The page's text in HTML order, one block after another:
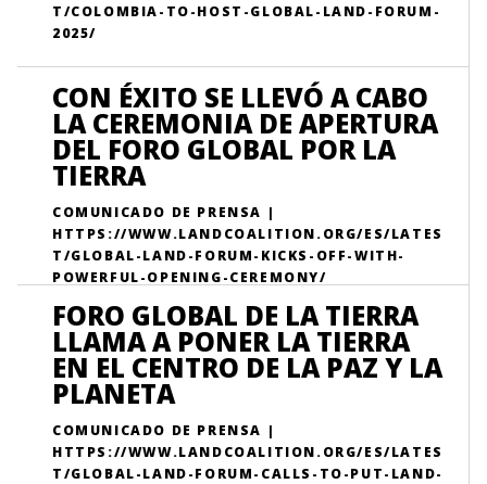
T/COLOMBIA-TO-HOST-GLOBAL-LAND-FORUM-
2025/
CON ÉXITO SE LLEVÓ A CABO
LA CEREMONIA DE APERTURA
DEL FORO GLOBAL POR LA
TIERRA
COMUNICADO DE PRENSA |
HTTPS://WWW.LANDCOALITION.ORG/ES/LATES
T/GLOBAL-LAND-FORUM-KICKS-OFF-WITH-
POWERFUL-OPENING-CEREMONY/
FORO GLOBAL DE LA TIERRA
LLAMA A PONER LA TIERRA
EN EL CENTRO DE LA PAZ Y LA
PLANETA
COMUNICADO DE PRENSA |
HTTPS://WWW.LANDCOALITION.ORG/ES/LATES
T/GLOBAL-LAND-FORUM-CALLS-TO-PUT-LAND-